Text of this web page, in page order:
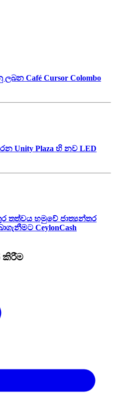
Café Cursor Colombo
Plaza හි නව LED
තත්වය හමුවේ ජාත්‍යන්තර
CeylonCash
කිරීම